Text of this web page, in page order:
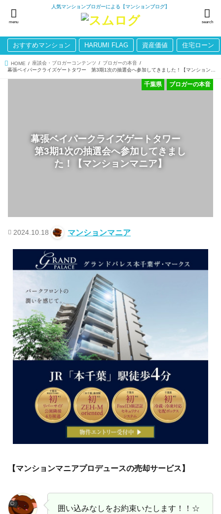
人気マンションブロガーによる【マンションブログ】
search
menu
おすすめマンション HARUMI FLAG 資産価値 住宅ローン
HOME 座談会・ブロガーコンテンツ
ブロガーの本音
幕張ベイパークライズゲートタワー
第3期1次の抽選会へ参加してきまし
た！【マンションマニア】
ブロガーの本音
千葉県
2024.10.18 マンションマニア
【マンションマニアプロデュースの売却サービス】
囲い込みなしをお約束いたします！！☆